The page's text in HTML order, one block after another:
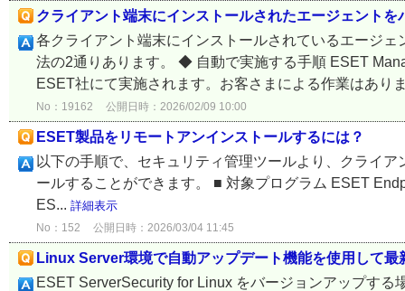
クライアント端末にインストールされたエージェントを
各クライアント端末にインストールされているエージ
法の2通りあります。 ◆ 自動で実施する手順 ESET
ESET社にて実施されます。お客さまによる作業はあり
No：19162 公開日時：2026/02/09 10:00
ESET製品をリモートアンインストールするには？
以下の手順で、セキュリティ管理ツールより、クライ
ールすることができます。 ■ 対象プログラム ESET
ES... 詳細表示
No：152 公開日時：2026/03/04 11:45
Linux Server環境で自動アップデート機能を使用して
ESET ServerSecurity for Linux をバージョンアップす